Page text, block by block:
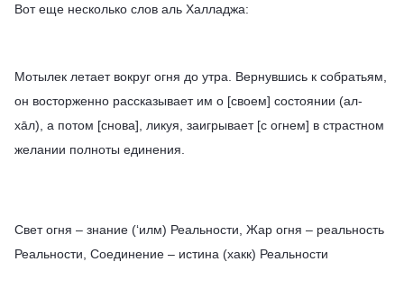
Вот еще несколько слов аль Халладжа:
Мотылек летает вокруг огня до утра. Вернувшись к собратьям,
он восторженно рассказывает им о [своем] состоянии (ал-
хāл), а потом [снова], ликуя, заигрывает [с огнем] в страстном
желании полноты единения.
Свет огня – знание (‘илм) Реальности, Жар огня – реальность
Реальности, Соединение – истина (хакк) Реальности